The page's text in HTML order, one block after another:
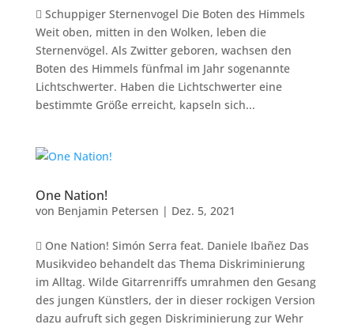
 Schuppiger Sternenvogel Die Boten des Himmels
Weit oben, mitten in den Wolken, leben die
Sternenvögel. Als Zwitter geboren, wachsen den
Boten des Himmels fünfmal im Jahr sogenannte
Lichtschwerter. Haben die Lichtschwerter eine
bestimmte Größe erreicht, kapseln sich...
One Nation!
von Benjamin Petersen | Dez. 5, 2021
 One Nation! Simón Serra feat. Daniele Ibañez Das
Musikvideo behandelt das Thema Diskriminierung
im Alltag. Wilde Gitarrenriffs umrahmen den Gesang
des jungen Künstlers, der in dieser rockigen Version
dazu aufruft sich gegen Diskriminierung zur Wehr